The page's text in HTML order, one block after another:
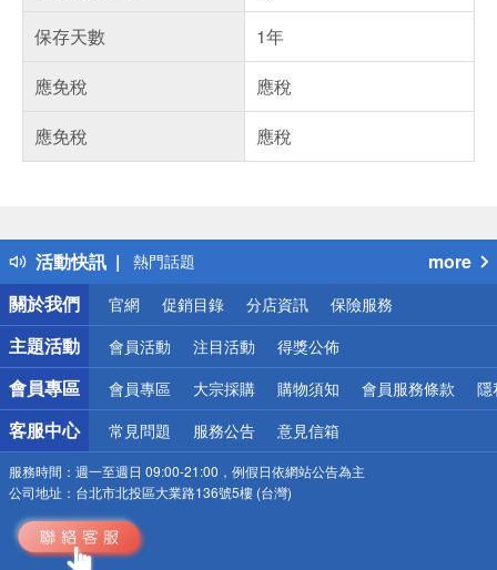
保存天數
1年
應免稅
應稅
應免稅
應稅
活動快訊
得獎公告
熱門話題
銀行優惠
偏遠地區配送
詐騙網頁！請小心！
more
關於我們
官網 促銷目錄 分店資訊 保險服務
主題活動 會員活動 注目活動 得獎公佈
會員專區 會員專區 大宗採購 購物須知 會員服務條款 隱
客服中心 常見問題 服務公告 意見信箱
服務時間： 週一至週日 09:00-21:00，例假日依網站公告為主
公司地址： 台北市北投區大業路136號5樓 (台灣)